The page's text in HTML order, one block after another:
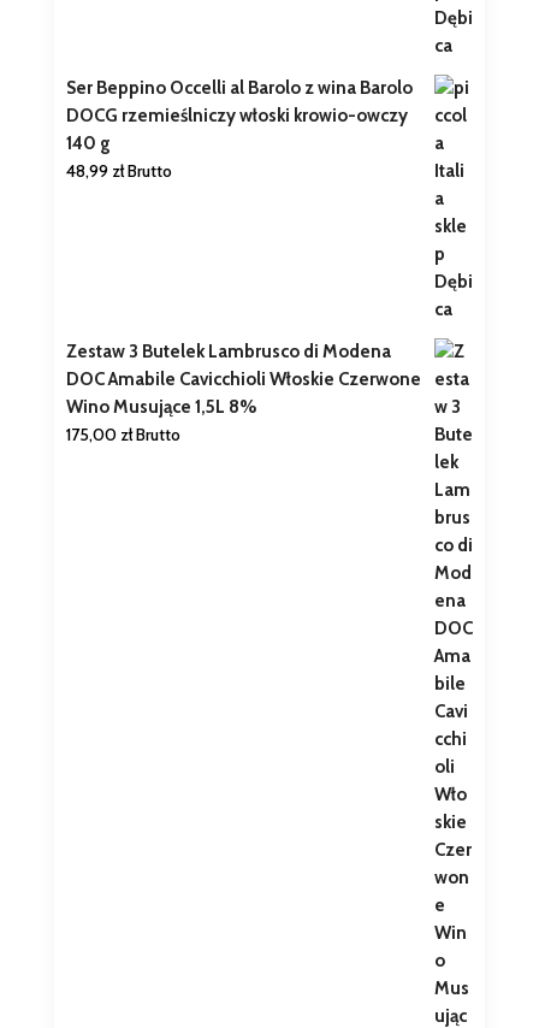
Ser Beppino Occelli al Barolo z wina Barolo
DOCG rzemieślniczy włoski krowio-owczy
140 g
48,99 złBrutto
Zestaw 3 Butelek Lambrusco di Modena
DOC Amabile Cavicchioli Włoskie Czerwone
Wino Musujące 1,5L 8%
175,00 złBrutto